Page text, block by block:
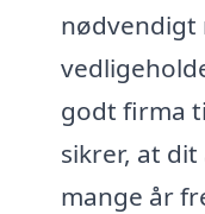
nødvendigt
godt firma
sikrer, at
mange år